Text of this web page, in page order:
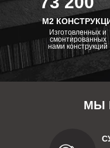
М2
Изготовленных и
смонтированных
нами конструкций
МЫ